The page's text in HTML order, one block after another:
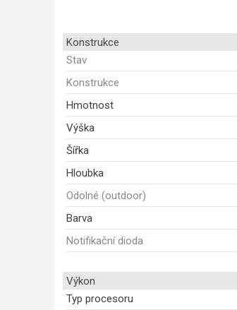
Konstrukce
Stav
Konstrukce
Hmotnost
Výška
Šířka
Hloubka
Odolné (outdoor)
Barva
Notifikační dioda
Výkon
Typ procesoru